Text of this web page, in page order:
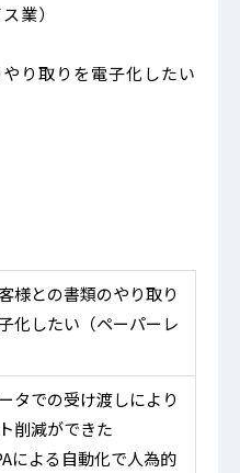
業）
り取りを電子化したい
様との書類のやり取り
化したい（ペーパーレ
タでの受け渡しにより
削減ができた
による自動化で人為的